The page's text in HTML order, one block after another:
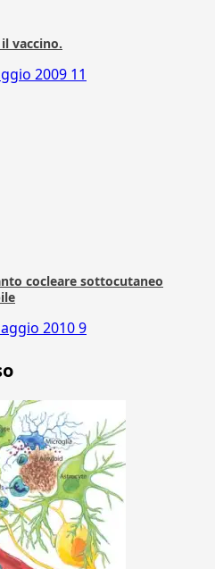
vaccino.
2009 11
cocleare sottocutaneo
20109